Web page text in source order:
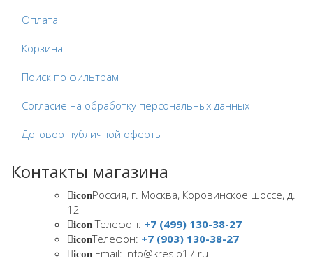
Оплата
Корзина
Поиск по фильтрам
Согласие на обработку персональных данных
Договор публичной оферты
Контакты магазина
iconРоссия, г. Москва, Коровинское шоссе, д.
12
iconТелефон: +7 (499) 130-38-27
iconТелефон: +7 (903) 130-38-27
icon Email: info@kreslo17.ru